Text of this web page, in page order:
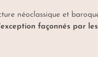
néoclassique et
façonnés par